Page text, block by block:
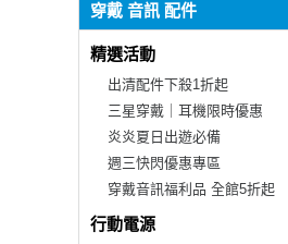
穿戴 音訊 配件
精選活動
出清配件下殺1折起
三星穿戴｜耳機限時優惠
炎炎夏日出遊必備
週三快閃優惠專區
穿戴音訊福利品 全館5折起
行動電源